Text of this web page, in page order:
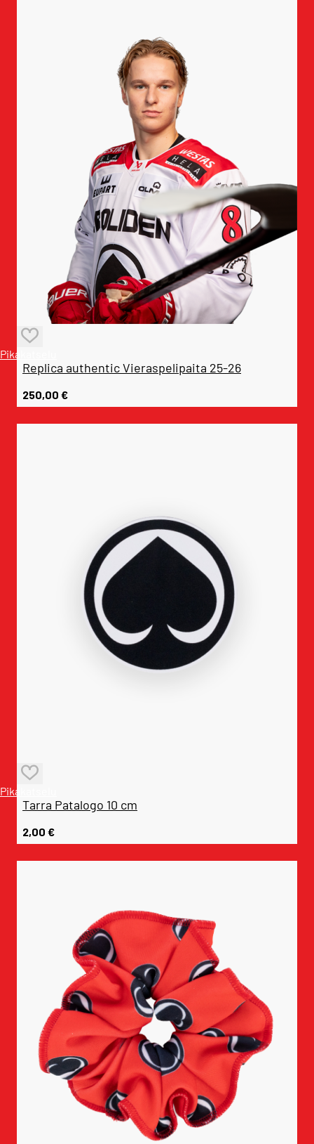
Pikakatselu
Replica authentic Vieraspelipaita 25-26
250,00 €
Pikakatselu
Tarra Patalogo 10 cm
2,00 €